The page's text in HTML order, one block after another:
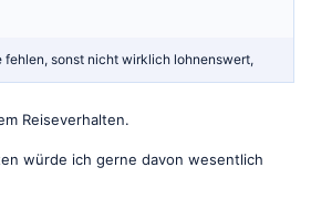
fehlen, sonst nicht wirklich lohnenswert,
Reiseverhalten.
würde ich gerne davon wesentlich